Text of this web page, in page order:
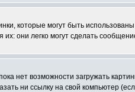
которые могут быть
их: они легко могут сделать
нет возможности загружать
ни ссылку на свой компьютер